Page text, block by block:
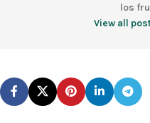
los
View all